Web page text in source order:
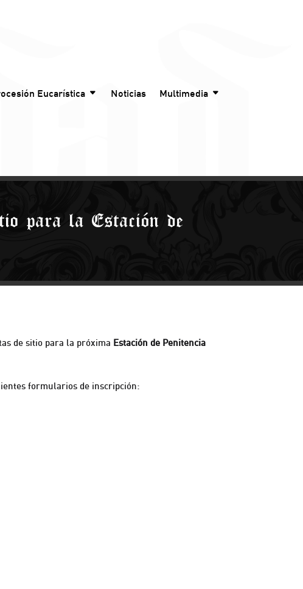
Eucarística Noticias Multimedia
para la Estación de
de sitio para la próxima Estación de Penitencia
formularios de inscripción: